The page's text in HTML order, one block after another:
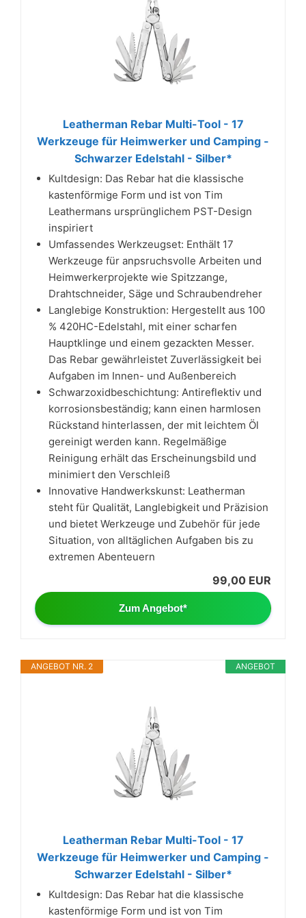
Leatherman Rebar Multi-Tool - 17
Werkzeuge für Heimwerker und Camping -
Schwarzer Edelstahl - Silber*
Kultdesign: Das Rebar hat die klassische
kastenförmige Form und ist von Tim
Leathermans ursprünglichem PST-Design
inspiriert
Umfassendes Werkzeugset: Enthält 17
Werkzeuge für anpsruchsvolle Arbeiten und
Heimwerkerprojekte wie Spitzzange,
Drahtschneider, Säge und Schraubendreher
Langlebige Konstruktion: Hergestellt aus 100
% 420HC-Edelstahl, mit einer scharfen
Hauptklinge und einem gezackten Messer.
Das Rebar gewährleistet Zuverlässigkeit bei
Aufgaben im Innen- und Außenbereich
Schwarzoxidbeschichtung: Antireflektiv und
korrosionsbeständig; kann einen harmlosen
Rückstand hinterlassen, der mit leichtem Öl
gereinigt werden kann. Regelmäßige
Reinigung erhält das Erscheinungsbild und
minimiert den Verschleiß
Innovative Handwerkskunst: Leatherman
steht für Qualität, Langlebigkeit und Präzision
und bietet Werkzeuge und Zubehör für jede
Situation, von alltäglichen Aufgaben bis zu
extremen Abenteuern
99,00 EUR
Zum Angebot*
ANGEBOT
ANGEBOT NR. 2
Leatherman Rebar Multi-Tool - 17
Werkzeuge für Heimwerker und Camping -
Schwarzer Edelstahl - Silber*
Kultdesign: Das Rebar hat die klassische
kastenförmige Form und ist von Tim